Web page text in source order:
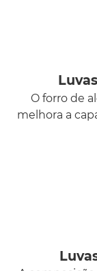
O forro de
melhora a